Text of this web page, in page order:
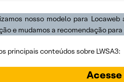
nosso modelo para
e mudamos a recomendação
principais conteúdos sobre LWSA3: